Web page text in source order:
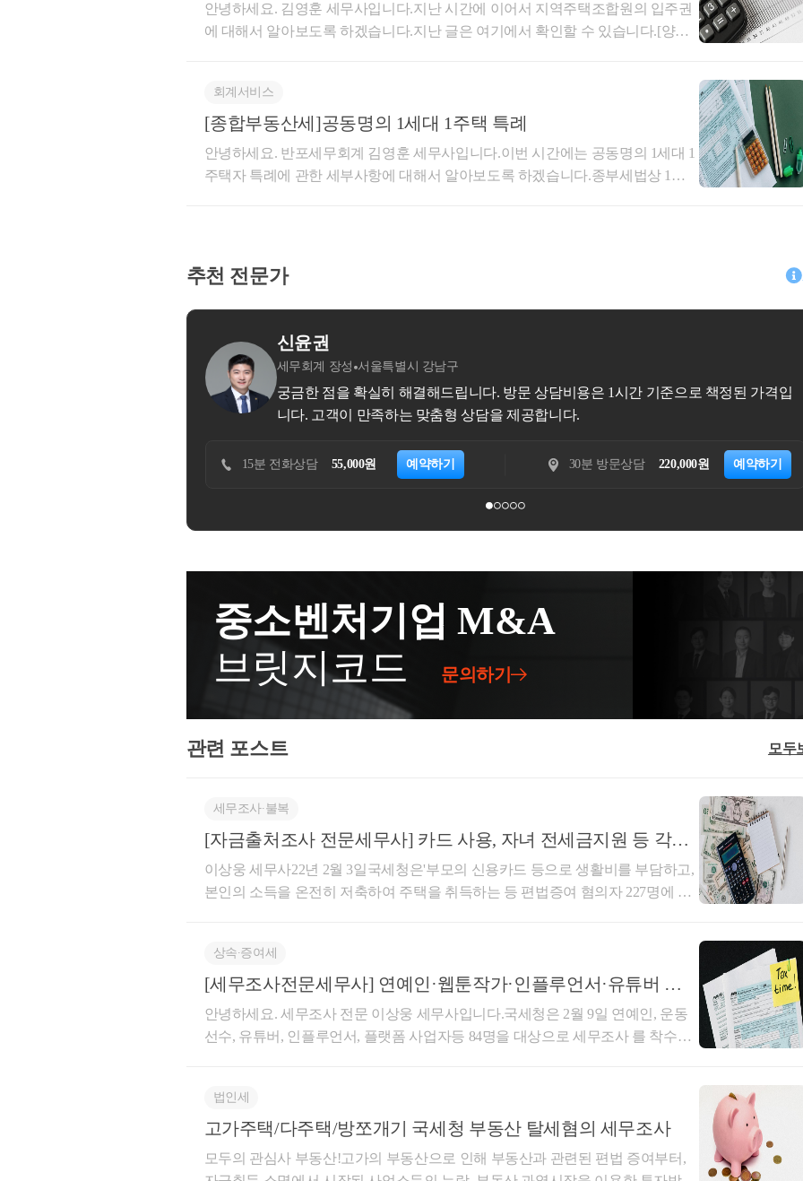
주택임대사업자인 B가 주택임대 소득 및 비영업대금의 이익을 신고누락하고 신고소득이 미미한 배
이에 대하여 주택임대 소득 및 비영업대금 이익 신고 누락 혐의, 배우자에게 아파트 취득자금을 편
증여한 혐의로 세무조사에 착수하였습니다.
전문직 사업자인 B는 신고 소득이 전혀 없는 배우자 A와 공동으로 고가의 재건축 아파트를 취득하
B가 지난 수년 간 신고한 매출이 아파트 취득자금에 비하여 과소하게 파악되어 수입신고 누락 혐의
및 배우자에게 아파트 취득자금을 편법으로 증여한 혐의로 세무조사에 착수하였습니다.
소득이 거의 없거나 미미한 연소자가 고가의 주택을 취득하게 되고 해당 취득 자금에 대하여 이전에
증여 신고한 내역이 없다면 세무조사 대상에 선정될 가능성이 매우 높아집니다. 또한, 국세청은 고
의 주택 취득뿐만 아니라 고가의 전세아파트에 거주하는 경우에도 해당 전세보증금의 원천에 대한
증여 여부를 파악할 계획입니다.
을 하는 것일까요?​ㄱ. 세율 면에서 법인이 유리합니다.개인사업자의 경우 6%~4
5%의 세율을 적용받으나, 법인사업자는 10%~25%의 세율을 적용받습니다. 더군
이유로 최고세율이 낮은 법인이 되면 세금 측면에서 혜택을 받을 수 있습니다.​ㄴ.
신용도가 올라가 각종 정부사업에 참여하거나 보다 더 큰 대출을 받을 수 있습니
다. 일반적으로 사람들은 개인보다는 법인이 낫다는 인식을 갖고있기 때문에 영
업측면에서도 이익을 볼 수 있습니다.​ㄷ. 자본조달이 용이합니다.법인이 되면 투
사업자는 재산을 물려줄 때 증여세나 상속세를 부담하는데요. 법인사업자는 주식
배당, 상여 등으로 부의 이전을 꾀할 수 있습니다. 또한, 주주들에 의하여 움직이는
주식회사(법인)의 특성상 대표이사의 개인적 사정과 관계없이 영원히 존속할 수
있습니다. ​법인사업자의 단점법인이라고 항상 장점만 있는 것은 아닙니다. 법인
이 되면 개인기업에 비하여 아래와 같은 단점이 있습니다.​ㄱ. 설립절차가 복잡합
니다.개인사업자는 특정한 인허가를 요하는 사업을 제외하고는 상당히 사업자등
록이 간편합니다. 법인의 경우 사업자등록을 하기 이전에 법인 설립을 해야하며
이 과정에서 정관, 주주명부 작성등의 작업을 요합니다.​ㄴ. 개인용도로 자금을 사
용할 수 없습니다.법인의 대표자는 마음대로 법인의 자금을 사용할 수 없습니다.
법인은 법인격을 가진 법적 주체에 해당하기 때문에 법인이 벌어들인 돈을 대표
가 복잡합니다.법인은 개인기업에 비하여 세무적으로 신경쓸 일이 많습니다. 특
안녕하세요. 김영훈 세무사입니다.지난 시간에 이어서 지역주택조합원의 입주권
에 대해서 알아보도록 하겠습니다.지난 글은 여기에서 확인할 수 있습니다.[양도
납부하게 됩니다. 다만, 이 때 계약금을 지급하였더라도 주택을 취득할 수 있는 권
리를 취득하는 것은 아닙니다.​소득세법 시행령 제155조 제1항 2호에 따르면 종전
규 주택(신규 주택을 취득할 수 있는 권리를 포함한다. 이하 이 항에서 같다)을 취
득하거나 신규 주택을 취득하기 위해 매매계약을 체결하고 계약금을 지급한 사실
대해서 의견이 분분했습니다. 이에 대해서 국세청 사전답변이 2021년에 나왔는데
권리가 되는 것일까요? 이에 대하여 최근 유권해석이 나왔습니다.사업계획승인일
을 기준으로 하여 신규주택을 취득할 수 있는 권리가 되는 것입니다. 만일 21년 이
후 사업계획승인이 난 경우라면 해당 일자에 소득세법상 분양권이 되는 것이지
요.​주택의 취득시기지역주택조합원이 되어 조합원입주권을 취득하고 이후 해당
인하여 취득하는 주택의 취득시기는 언제일까요?​우선 입주권이 아닌 분양권으로
인하여 취득하는 주택의 취득시기를 살펴보면 다음과 같습니다.조합원입주권으
로 인하여 취득하는 주택의 경우 이와 다릅니다. 조합원의 종류에는 원조합원과
다.감사합니다.
회계서비스
[종합부동산세]공동명의 1세대 1주택 특례
안녕하세요. 반포세무회계 김영훈 세무사입니다.이번 시간에는 공동명의 1세대 1
주택자 특례에 관한 세부사항에 대해서 알아보도록 하겠습니다.종부세법상 1세
제5조의2​과세기준일(6월 1일) 현재 세대원 중 1인이 그 배우자와 공동으로 1주택
을 소유하고 해당 세대원 및 다른 세대원이 다른 주택을 소유하지 아니한 경우에
는 특례신청을 통해 종부세법상 1세대 1주택 혜택을 받을 수 있게 되었습니다. 이
때, 납세의무자는 둘 중 지분율이 높은 자(지분율이 같은 경우 합의에 따른 자)가
됩니다. 보유 지분율이 같아 최초 신청시에 선택한 납세의무자는 다음 연도에 변
경이 가능합니다.​① 납세의무자가 다른 주택의 부속토지를 소유한 경우에는 특례
적용이 가능하나, 납세의무자의 배우자가 다른 주택의 부속토지를 소유한 경우에
는 특례적용이 불가능합니다.​이와 관련하여 국세청에서 나온 사전답변이 있습니
는 아내 소유)에도 다른 주택을 소유하지 아니한 경우라면 공동명의 1주택자 특례
계산할 때에는 해당 과세대상 1주택 지분 전체에 대하여 계산한 금액으로 합니다.
(공동명의 1주택자의 지분 X)​④ 종합부동산세 계산시 공제되는 세액(고령자세액
우에는 12월 정기신고(12월 1일 ~ 12월 15일)시에 신청 및 자진신고가 가능합니다.​
이상으로 이번 글을 마치겠습니다.감사합니다.
추천 전문가
드립니다. 방문 상담비용은 1시간 기준으로 책정된 가격입
220,000원 예약하기
세무회계 문
세금은 "상담 1위(택슬리 4,100건, 타 플랫폼 포함 117,000
사에게 맡기시고, 고객님은 일상과 사업에 집중하세요!
15분 전화상담 예약하기 30분 방문
중소벤처기업 M&A
브릿지코드
문의하기
관련 포스트 모두
세무조사∙불복
[자금출처조사 전문세무사] 카드 사용, 자녀 전세금지원 등 각종
편법증여가 세무조사 대상에 선정되는 이유와
이상웅 세무사22년 2월 3일국세청은'부모의 신용카드 등으로 생활비를 부담하고,
본인의 소득을 온전히 저축하여 주택을 취득하는 등 편법증여 혐의자 227명에 대
니다.상담을 진행하다보면자녀가 부모의 카드로 생활비를 부담하거나, 부모가 현
금으로 인출하여 자녀에게 주는 형식의 편법증여에 대해서 문의하시는 경우가 많
이유'와'자금출처조사 대응방안'에 대해서 알아보겠습니다.1. 소득·지출 분석시스
템(PCI시스템)과세관청이 부모의 카드사용 및 현금 지급 등의 탈루 혐의에 대해서
사실관계를 입증하여야 하는데 현금으로 지급하는 등의 경우 입증하기란 불가능
I(Property Consumption and Incom Analysis System)을 개발하여 업무에 활용하고 있
습니다.「소득·지출 분석시스템」이란 국세청에서 보유하고 있는 과세 정보자료
상속∙증여세
[세무조사전문세무사] 연예인·웹툰작가·인플루언서·유튜버 등 8
4명 세무조사 착수(가족 인건비, 법인카드 사용
안녕하세요. 세무조사 전문 이상웅 세무사입니다.국세청은 2월 9일 연예인, 운동
선수, 유튜버, 인플루언서, 플랫폼 사업자등 84명을 대상으로 세무조사 를 착수하
법상 납세의무를 무시하고 지능적으로 탈세하고 있어 국민의 기대와 달리 탈세를
일삼아 나라의 근본인 공정과 준법의 가치를 훼손하고 있으므로 세무조사에 착수
특수성이 반영된 쟁점들도 있지만,일반 업종의 사업자분들에게도 해당하는 쟁점
법인세
고가주택/다주택/방쪼개기 국세청 부동산 탈세혐의 세무조사
모두의 관심사 부동산!고가의 부동산으로 인해 부동산과 관련된 편법 증여부터,